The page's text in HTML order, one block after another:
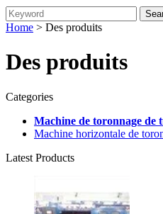
Home > Des produits
Des produits
Categories
Machine de toronnage de
Machine horizontale de
Latest Products